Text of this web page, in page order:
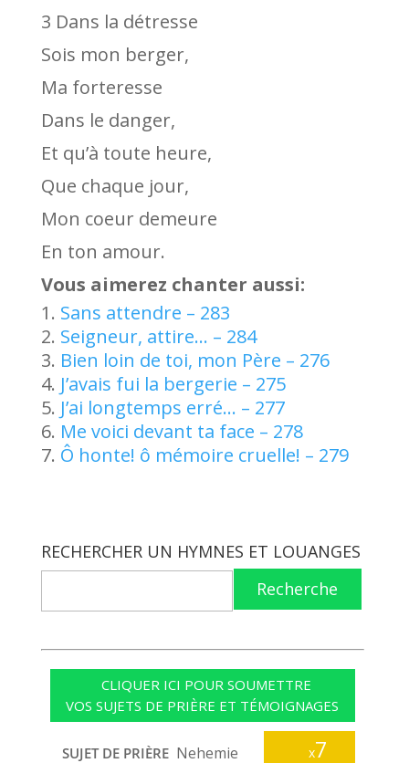
3 Dans la détresse
Sois mon berger,
Ma forteresse
Dans le danger,
Et qu’à toute heure,
Que chaque jour,
Mon coeur demeure
En ton amour.
Vous aimerez chanter aussi:
Sans attendre – 283
Seigneur, attire… – 284
Bien loin de toi, mon Père – 276
J’avais fui la bergerie – 275
J’ai longtemps erré… – 277
Me voici devant ta face – 278
Ô honte! ô mémoire cruelle! – 279
RECHERCHER UN HYMNES ET LOUANGES
Recherche
CLIQUER ICI POUR SOUMETTRE
VOS SUJETS DE PRIÈRE ET TÉMOIGNAGES
x7
SUJET DE PRIÈRE Nehemie